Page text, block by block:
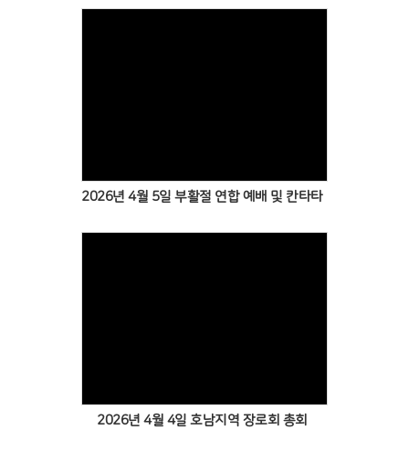
2026년 4월 5일 부활절 연합 예배 및 칸타타
2026년 4월 4일 호남지역 장로회 총회